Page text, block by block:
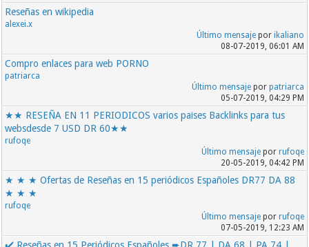
Reseñas en wikipedia
alexei.x
Último mensajepor ikaliano
08-07-2019, 06:01 AM
Compro enlaces para web PORNO
patriarca
Último mensajepor patriarca
05-07-2019, 04:29 PM
★★ RESEÑA EN 11 PERIODICOS varios paises Backlinks para tus
websdesde 7 USD DR 60★★
rufoqe
Último mensajepor rufoqe
20-05-2019, 04:42 PM
★ ★ ★ Ofertas de Reseñas en 15 periódicos Españoles DR77 DA 88
★ ★ ★
rufoqe
Último mensajepor rufoqe
07-05-2019, 12:23 AM
✔️ Reseñas en 15 Periódicos Españoles ➨DR 77 | DA 68 | PA 74 |